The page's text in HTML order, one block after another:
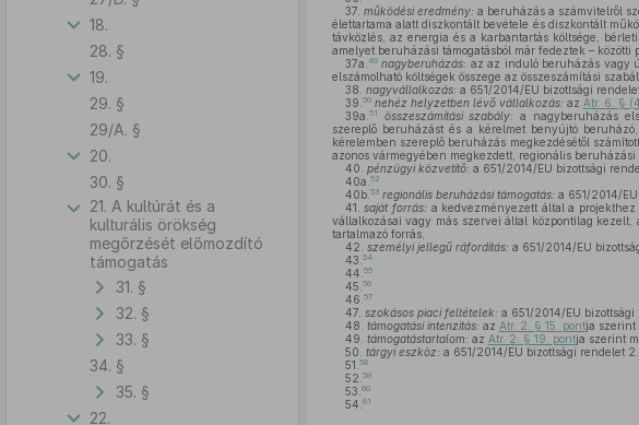
18.
28. §
19.
29. §
29/A. §
20.
30. §
21. A kultúrát és a
kulturális örökség
megőrzését előmozdító
támogatás
31. §
32. §
33. §
34. §
35. §
22.
37. működési eredmény: a beruházás a számvitelről
élettartama alatt diszkontált bevétele és diszkontált
távközlés, az energia és a karbantartás költsége,
amelyet beruházási támogatásból már fedeztek – közötti
37a. 49 nagyberuházás: az az induló beruházás vagy
elszámolható költségek összege az összeszámítási
38. nagyvállalkozás: a 651/2014/EU bizottsági
39. 50 nehéz helyzetben lévő vállalkozás: az Atr. 6. §
39a. 51 összeszámítási szabály: a nagyberuházás
szereplő beruházást és a kérelmet benyújtó
kérelemben szereplő beruházás megkezdésétől
azonos vármegyében megkezdett, regionális beruházási
40. pénzügyi közvetítő: a 651/2014/EU bizottsági
40a. 52
40b. 53 regionális beruházási támogatás: a 651/2014/
41.
saját forrás: a kedvezményezett által a
vállalkozásai vagy más szervei által központilag
tartalmazó forrás,
42. személyi jellegű ráfordítás: a 651/2014/EU
43. 54
44. 55
45. 56
46. 57
47. szokásos piaci feltételek: a 651/2014/EU
48. támogatási intenzitás: az Atr. 2. § 15. pontja szerint
49. támogatástartalom: az Atr. 2. § 19. pontja szerint
50. tárgyi eszköz: a 651/2014/EU bizottsági rendelet
51. 58
52. 59
53. 60
54. 61